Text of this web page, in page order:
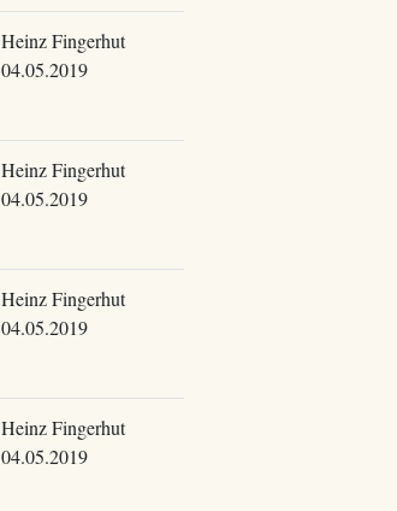
Heinz Fingerhut
04.05.2019
Heinz Fingerhut
04.05.2019
Heinz Fingerhut
04.05.2019
Heinz Fingerhut
04.05.2019